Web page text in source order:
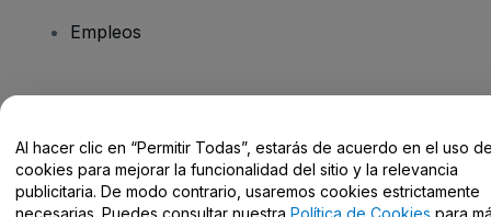
Empleos
Centro de Ayuda / Contacto
Al hacer clic en “Permitir Todas”, estarás de acuerdo en el uso
cookies para mejorar la funcionalidad del sitio y la relevancia
publicitaria. De modo contrario, usaremos cookies estrictamente
necesarias. Puedes consultar nuestra Política de Cookies para